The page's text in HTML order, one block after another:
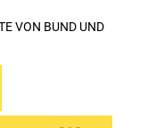
VON BUND UND